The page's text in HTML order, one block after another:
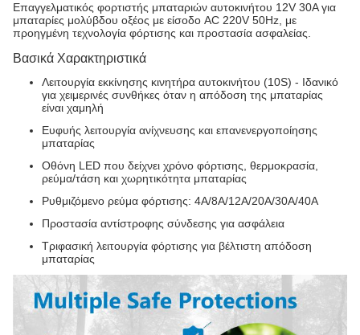
Επαγγελματικός φορτιστής μπαταριών αυτοκινήτου 12V 30A για
μπαταρίες μολύβδου οξέος με είσοδο AC 220V 50Hz, με
προηγμένη τεχνολογία φόρτισης και προστασία ασφαλείας.
Βασικά Χαρακτηριστικά
Λειτουργία εκκίνησης κινητήρα αυτοκινήτου (10S) - Ιδανικό
για χειμερινές συνθήκες όταν η απόδοση της μπαταρίας
είναι χαμηλή
Ευφυής λειτουργία ανίχνευσης και επανενεργοποίησης
μπαταρίας
Οθόνη LED που δείχνει χρόνο φόρτισης, θερμοκρασία,
ρεύμα/τάση και χωρητικότητα μπαταρίας
Ρυθμιζόμενο ρεύμα φόρτισης: 4A/8A/12A/20A/30A/40A
Προστασία αντίστροφης σύνδεσης για ασφάλεια
Τριφασική λειτουργία φόρτισης για βέλτιστη απόδοση
μπαταρίας